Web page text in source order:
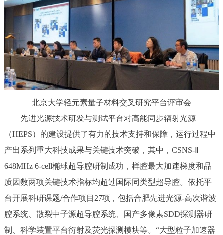
北京大学轻元素量子材料交叉研究平台评审会
先进光源技术研发与测试平台对高能同步辐射光源
（HEPS）的建设提供了有力的技术支持和保障，运行过程中
产出系列重大科技成果与关键技术突破，其中，CSNS-Ⅱ
648MHz 6-cell椭球超导腔研制成功，样腔最大加速梯度和品
质因数两项关键技术指标均超过国际同类型超导腔。依托平
台开展科研课题/合作项目27项，包括合肥先进光源-高次谐波
腔系统、散裂中子源超导腔系统、国产多像素SDD探测器研
制、科学装置平台衍射及荧光探测模块等。“大型粒子加速器